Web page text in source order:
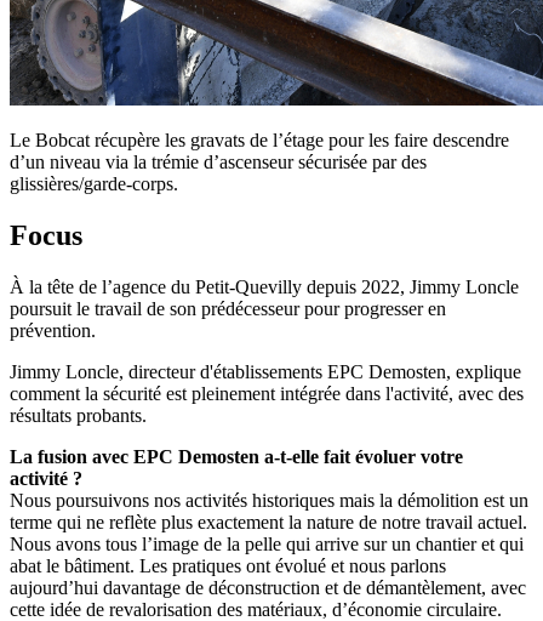
Le Bobcat récupère les gravats de l’étage pour les faire descendre
d’un niveau via la trémie d’ascenseur sécurisée par des
glissières/garde-corps.
Focus
À la tête de l’agence du Petit-Quevilly depuis 2022, Jimmy Loncle
poursuit le travail de son prédécesseur pour progresser en
prévention.
Jimmy Loncle, directeur d'établissements EPC Demosten, explique
comment la sécurité est pleinement intégrée dans l'activité, avec des
résultats probants.
La fusion avec EPC Demosten a-t-elle fait évoluer votre
activité ?
Nous poursuivons nos activités historiques mais la démolition est un
terme qui ne reflète plus exactement la nature de notre travail actuel.
Nous avons tous l’image de la pelle qui arrive sur un chantier et qui
abat le bâtiment. Les pratiques ont évolué et nous parlons
aujourd’hui davantage de déconstruction et de démantèlement, avec
cette idée de revalorisation des matériaux, d’économie circulaire.